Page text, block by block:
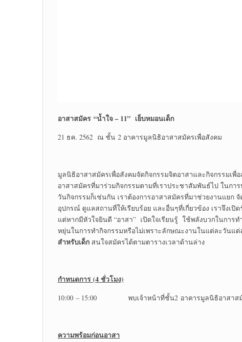
อาสาสมัคร “น้ำใจ – 11” เย็บหมอนเด็ก
21 ธค. 2562 ณ ชั้น 2 อาคารมูลนิธิอาสาสมัครเพื่อสังคม
มูลนิธิอาสาสมัครเพื่อสังคมจัดกิจกรรมจิตอาสาและกิจกรรมเพื่
อาสาสมัครที่มาร่วมกิจกรรมตามที่เราประชาสัมพันธ์ไป ในกา
วันกิจกรรมก็เช่นกัน เราต้องการอาสาสมัครที่มาช่วยงานแยก
อุปกรณ์ ดูแลสถานที่ให้เรียบร้อย และอื่นๆที่เกี่ยวข้อง เราจึงเ
แต่หากมีหัวใจยินดี “อาสา” เปิดใจเรียนรู้ ใช้พลังบวกในกา
หยุ่นในการทำกิจกรรมหรือไม่เพราะลักษณะงานในแต่ละวันแ
สำหรับเด็ก สนใจสมัครได้ตามตารางเวลาด้านล่าง
กำหนดการ (4 ชั่วโมง)
10:00 – 15:00 พบเจ้าหน้าที่ชั้น2 อาคารมูลนิธิอาสาสมัค
ความพร้อมก่อนอาสา